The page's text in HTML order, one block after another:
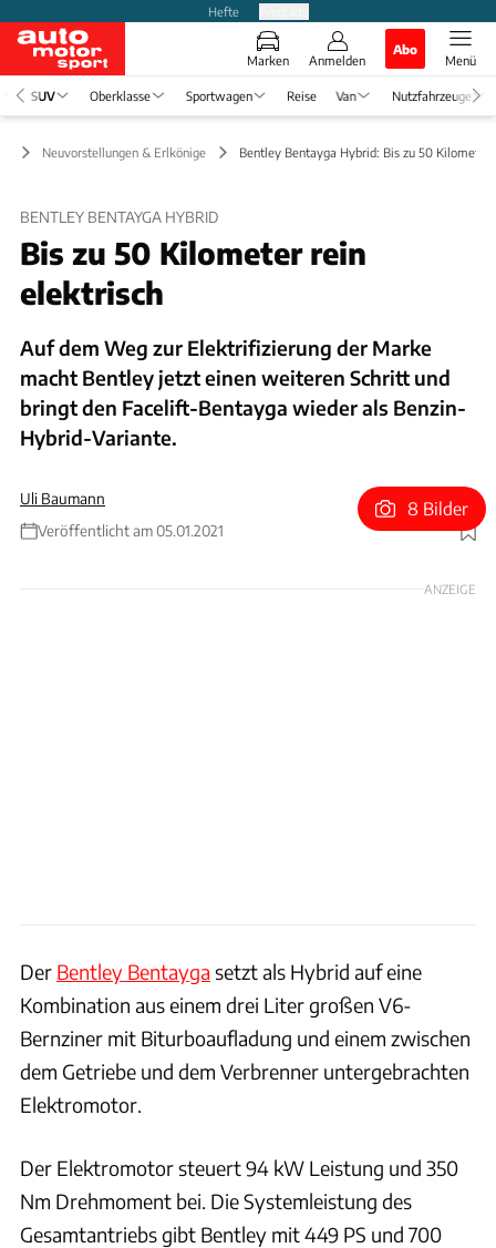
Hefte
Marken Anmelden
Abo
Menü
SUV Oberklasse Sportwagen Reise Van Nutzfahrzeuge
Neuvorstellungen & Erlkönige Bentley Bentayga Hybrid: Bis zu 50 Kilometer
BENTLEY BENTAYGA HYBRID
Bis zu 50 Kilometer rein
elektrisch
Auf dem Weg zur Elektrifizierung der Marke
macht Bentley jetzt einen weiteren Schritt und
bringt den Facelift-Bentayga wieder als Benzin-
Hybrid-Variante.
Uli Baumann
Veröffentlicht am 05.01.2021
Foto: Bentley
8 Bilder
ANZEIGE
Der Bentley Bentayga setzt als Hybrid auf eine
Kombination aus einem drei Liter großen V6-
Bernziner mit Biturboaufladung und einem zwischen
dem Getriebe und dem Verbrenner untergebrachten
Elektromotor.
Der Elektromotor steuert 94 kW Leistung und 350
Nm Drehmoment bei. Die Systemleistung des
Gesamtantriebs gibt Bentley mit 449 PS und 700